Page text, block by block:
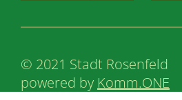
© 2021 Stadt Rosenfeld
powered by Komm.ONE